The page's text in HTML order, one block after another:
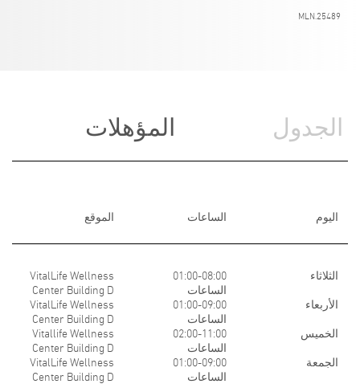
MLN.25489
الجدول المؤهلات
اليوم الساعات الموقع
الثلاثاء
01:00-08:00
الساعات
VitalLife Wellness
Center Building D
الأربعاء
01:00-09:00
الساعات
VitalLife Wellness
Center Building D
الخميس
02:00-11:00
الساعات
Vitallife Wellness
Center Building D
الجمعة
01:00-09:00
الساعات
VitalLife Wellness
Center Building D